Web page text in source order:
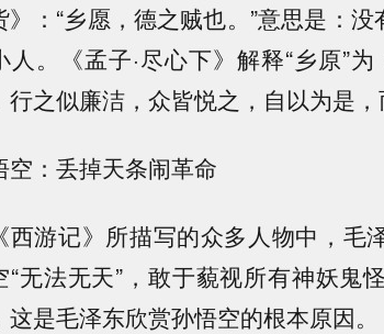
》：“乡愿，德之贼也。”意思是：
人。《孟子·尽心下》解释“乡原”
行之似廉洁，众皆悦之，自以为是，
空：丢掉天条闹革命
西游记》所描写的众多人物中，毛
“无法无天”，敢于藐视所有神妖鬼
这是毛泽东欣赏孙悟空的根本原因。